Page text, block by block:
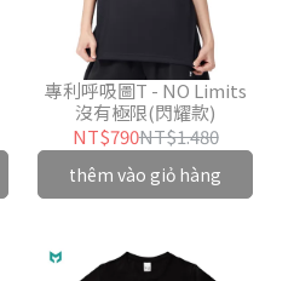
專利呼吸圖T - NO Limits
沒有極限(閃耀款)
NT$790NT$1.480
thêm vào giỏ hàng